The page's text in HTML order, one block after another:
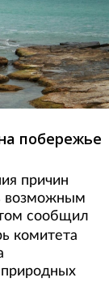
побережье
причин
возможным
сообщил
комитета
природных